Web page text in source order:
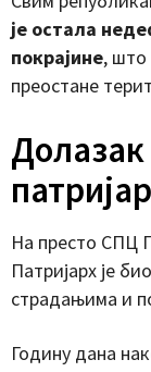
је остала
покрајине, што
преостане
На престо СПЦ
Патријарх је
страдањима и
Годину дана